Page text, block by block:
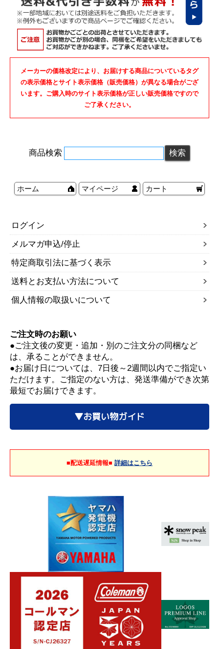
メーカーの価格改定により、お届けする商品についているタグ
の表示価格とサイト表示価格（販売価格）が異なる場合がござ
います。ご購入時のサイト表示価格が正しい販売価格ですので
ご了承ください。
商品検索
ホーム マイページ カート
ログイン
メルマガ申込/停止
特定商取引法に基づく表示
送料とお支払い方法について
個人情報の取扱いについて
ご注文時のお願い
●ご注文後の変更・追加・別のご注文分の同梱など
は、承ることができません。
●お届け日については、7日後～2週間以内でご指定い
ただけます。ご指定のない方は、発送準備ができ次第
最短でお届けできます。
▼お買い物ガイド
■配送遅延情報■ 詳細はこちら